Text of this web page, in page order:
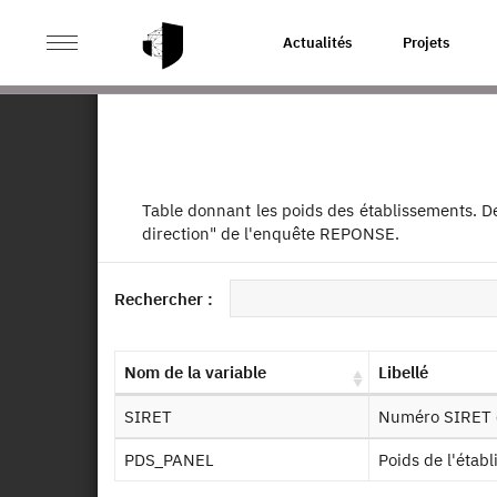
Actualités Projets
ACCUEIL PAGE PRODUIT
Dessin de fichier
Identifiant persistant (DOI)
et
Panel de l'enquête
Table donnant les poids des établissements.
direction" de l'enquête REPONSE.
Rechercher :
Nom de la variable Libellé
SIRET Numéro
PDS_PANEL Poids de